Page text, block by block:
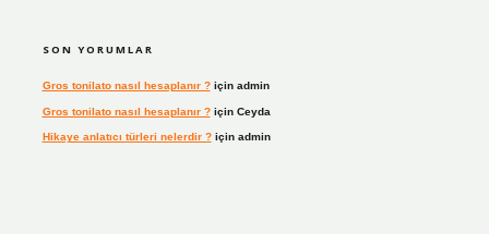
SON YORUMLAR
Gros tonilato nasıl hesaplanır ?için admin
Gros tonilato nasıl hesaplanır ?için Ceyda
Hikaye anlatıcı türleri nelerdir ?için admin